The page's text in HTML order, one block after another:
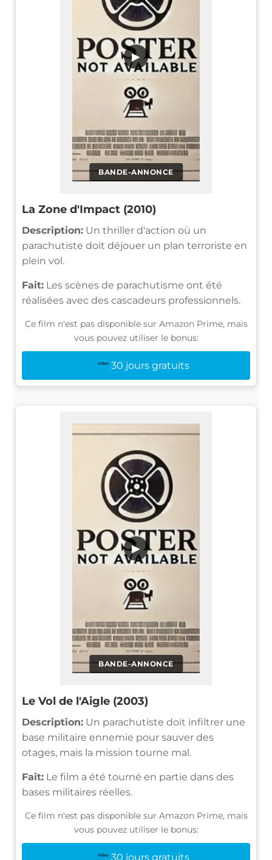
BANDE-ANNONCE
▶
La Zone d'Impact (2010)
Description: Un thriller d'action où un
parachutiste doit déjouer un plan terroriste en
plein vol.
Fait: Les scènes de parachutisme ont été
réalisées avec des cascadeurs professionnels.
Ce film n'est pas disponible sur Amazon Prime, mais
vous pouvez utiliser le bonus:
30 jours gratuits
BANDE-ANNONCE
▶
Le Vol de l'Aigle (2003)
Description: Un parachutiste doit infiltrer une
base militaire ennemie pour sauver des
otages, mais la mission tourne mal.
Fait: Le film a été tourné en partie dans des
bases militaires réelles.
Ce film n'est pas disponible sur Amazon Prime, mais
vous pouvez utiliser le bonus:
30 jours gratuits